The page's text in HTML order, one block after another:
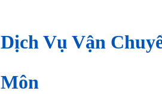
Dịch Vụ Vận
Môn